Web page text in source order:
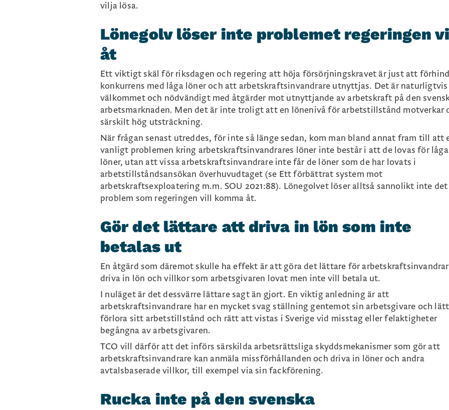
vilja lösa.
Lönegolv löser inte problemet regeringen
åt
Ett viktigt skäl för riksdagen och regering att höja försörjningskravet är just att
konkurrens med låga löner och att arbetskraftsinvandrare utnyttjas. Det är naturligtvis
välkommet och nödvändigt med åtgärder mot utnyttjande av arbetskraft på den
arbetsmarknaden. Men det är inte troligt att en lönenivå för arbetstillstånd motverkar
särskilt hög utsträckning.
När frågan senast utreddes, för inte så länge sedan, kom man bland annat fram till att
vanligt problemen kring arbetskraftsinvandrares löner inte består i att de lovas för låga
löner, utan att vissa arbetskraftsinvandrare inte får de löner som de har lovats i
arbetstillståndsansökan överhuvudtaget (se Ett förbättrat system mot
arbetskraftsexploatering m.m. SOU 2021:88). Lönegolvet löser alltså sannolikt inte det
problem som regeringen vill komma åt.
Gör det lättare att driva in lön som inte
betalas ut
En åtgärd som däremot skulle ha effekt är att göra det lättare för
driva in lön och villkor som arbetsgivaren lovat men inte vill betala ut.
I nuläget är det dessvärre lättare sagt än gjort. En viktig anledning är att
arbetskraftsinvandrare har en mycket svag ställning gentemot sin arbetsgivare och
förlora sitt arbetstillstånd och rätt att vistas i Sverige vid misstag eller felaktigheter
begångna av arbetsgivaren.
TCO vill därför att det införs särskilda arbetsrättsliga skyddsmekanismer som gör att
arbetskraftsinvandrare kan anmäla missförhållanden och driva in löner och andra
avtalsbaserade villkor, till exempel via sin fackförening.
Rucka inte på den svenska